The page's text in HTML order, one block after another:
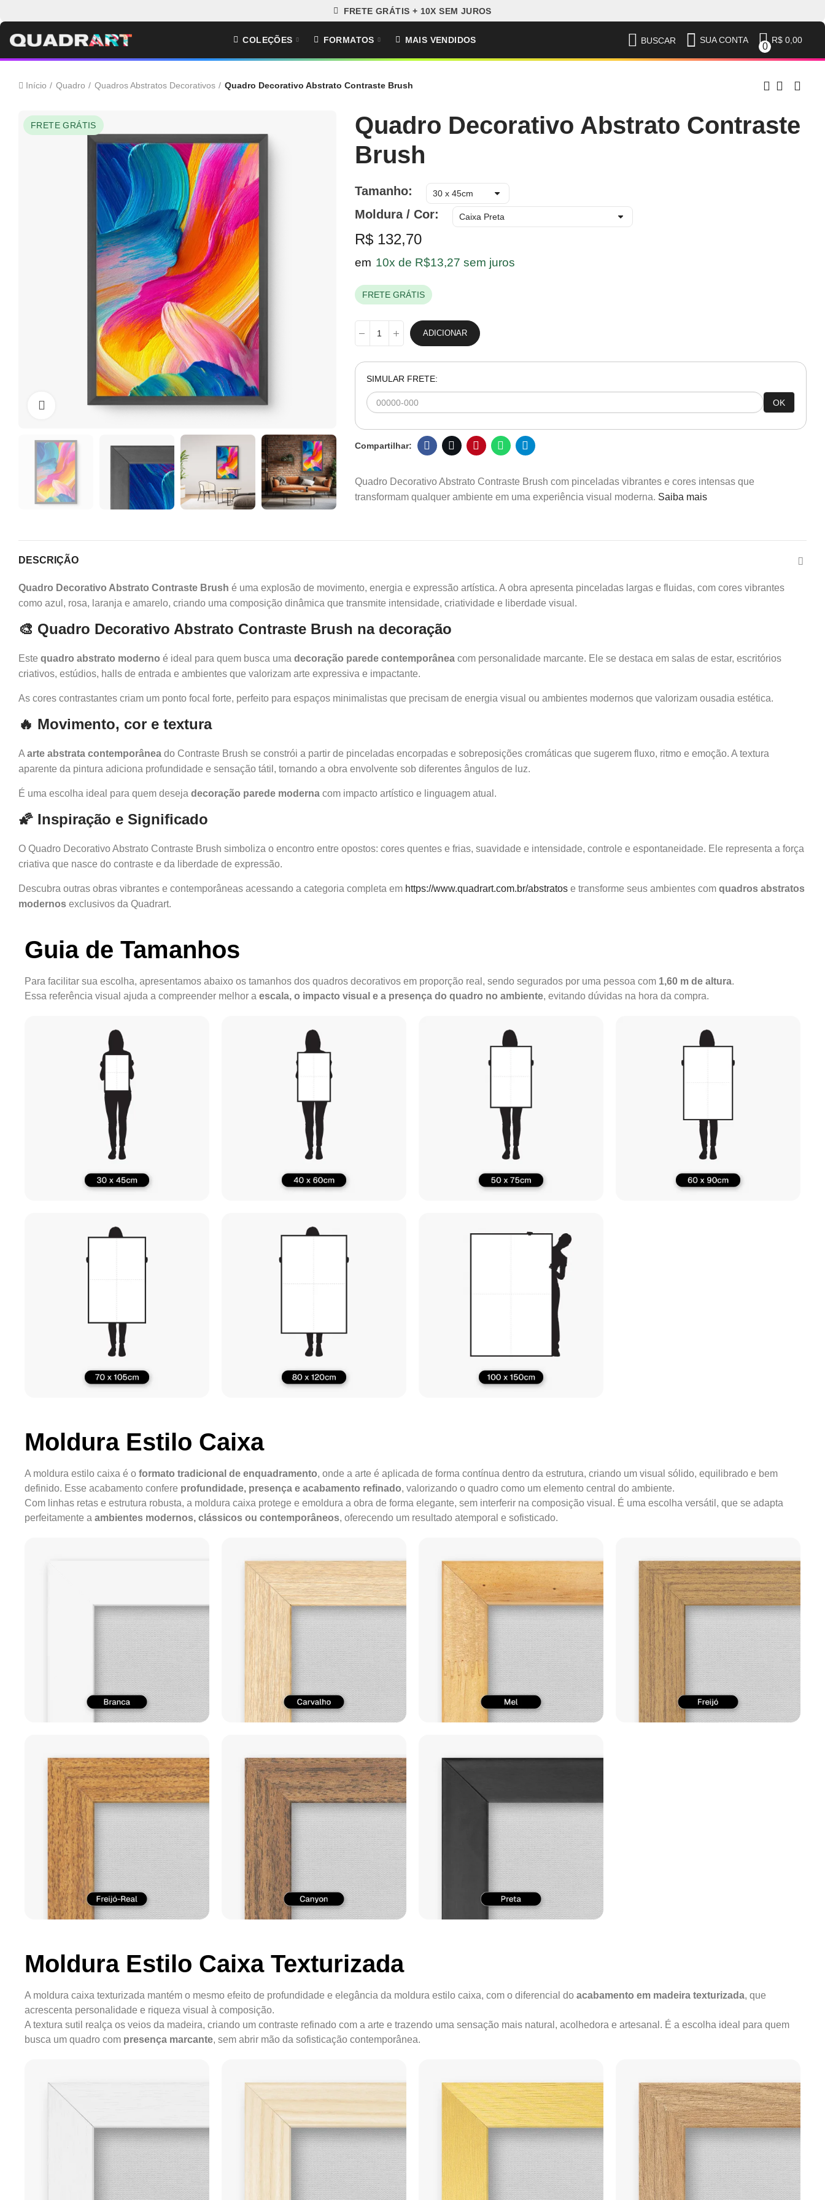
FRETE GRÁTIS + 10X SEM JUROS
COLEÇÕES FORMATOS MAIS VENDIDOS BUSCAR SUA CONTA
0
R$ 0,00
Início Quadro Quadros Abstratos Decorativos Quadro Decorativo Abstrato Contraste Brush
FRETE GRÁTIS
Clique para ampliar
Quadro Decorativo Abstrato Contraste
Brush
Tamanho
Moldura / Cor
R$ 132,70
em 10x de R$13,27 sem juros
FRETE GRÁTIS
ADICIONAR
SIMULAR FRETE:
OK
Quadro Decorativo Abstrato Contraste Brush com pinceladas vibrantes e cores intensas que
transformam qualquer ambiente em uma experiência visual moderna. Saiba mais
DESCRIÇÃO
Quadro Decorativo Abstrato Contraste Brush é uma explosão de movimento, energia e expressão artística. A obra apresenta pinceladas largas e fluidas, com cores vibrantes
como azul, rosa, laranja e amarelo, criando uma composição dinâmica que transmite intensidade, criatividade e liberdade visual.
🎨 Quadro Decorativo Abstrato Contraste Brush na decoração
Este quadro abstrato moderno é ideal para quem busca uma decoração parede contemporânea com personalidade marcante. Ele se destaca em salas de estar, escritórios
criativos, estúdios, halls de entrada e ambientes que valorizam arte expressiva e impactante.
As cores contrastantes criam um ponto focal forte, perfeito para espaços minimalistas que precisam de energia visual ou ambientes modernos que valorizam ousadia estética.
🔥 Movimento, cor e textura
A arte abstrata contemporânea do Contraste Brush se constrói a partir de pinceladas encorpadas e sobreposições cromáticas que sugerem fluxo, ritmo e emoção. A textura
aparente da pintura adiciona profundidade e sensação tátil, tornando a obra envolvente sob diferentes ângulos de luz.
É uma escolha ideal para quem deseja decoração parede moderna com impacto artístico e linguagem atual.
🌠 Inspiração e Significado
O Quadro Decorativo Abstrato Contraste Brush simboliza o encontro entre opostos: cores quentes e frias, suavidade e intensidade, controle e espontaneidade. Ele representa a força
criativa que nasce do contraste e da liberdade de expressão.
Descubra outras obras vibrantes e contemporâneas acessando a categoria completa em https://www.quadrart.com.br/abstratos e transforme seus ambientes com quadros abstratos
modernos exclusivos da Quadrart.
Guia de Tamanhos
Para facilitar sua escolha, apresentamos abaixo os tamanhos dos quadros decorativos em proporção real, sendo segurados por uma pessoa com 1,60 m de altura.
Essa referência visual ajuda a compreender melhor a escala, o impacto visual e a presença do quadro no ambiente, evitando dúvidas na hora da compra.
Moldura Estilo Caixa
A moldura estilo caixa é o formato tradicional de enquadramento, onde a arte é aplicada de forma contínua dentro da estrutura, criando um visual sólido, equilibrado e bem
definido. Esse acabamento confere profundidade, presença e acabamento refinado, valorizando o quadro como um elemento central do ambiente.
Com linhas retas e estrutura robusta, a moldura caixa protege e emoldura a obra de forma elegante, sem interferir na composição visual. É uma escolha versátil, que se adapta
perfeitamente a ambientes modernos, clássicos ou contemporâneos, oferecendo um resultado atemporal e sofisticado.
Moldura Estilo Caixa Texturizada
A moldura caixa texturizada mantém o mesmo efeito de profundidade e elegância da moldura estilo caixa, com o diferencial do acabamento em madeira texturizada, que
acrescenta personalidade e riqueza visual à composição.
A textura sutil realça os veios da madeira, criando um contraste refinado com a arte e trazendo uma sensação mais natural, acolhedora e artesanal. É a escolha ideal para quem
busca um quadro com presença marcante, sem abrir mão da sofisticação contemporânea.